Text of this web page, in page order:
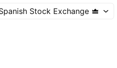
Stock Exchange